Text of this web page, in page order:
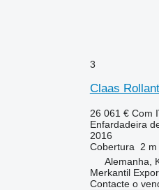
3
Claas
26 061 € Com
Enfardadeira
2016
Cobertura
2 m
Alemanha,
Merkantil
Contacte o